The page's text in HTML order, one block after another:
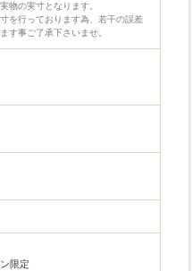
物の実寸となります。
を行っております為、若干の誤差
す事ご了承下さいませ。
限定